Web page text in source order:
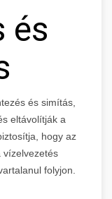
és
és simítás,
eltávolítják a
hogy az
vízelvezetés
folyjon.